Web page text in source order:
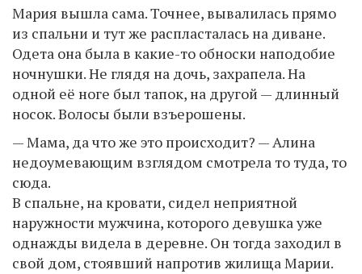
Мария вышла сама. Точнее, вывалилась прямо
из спальни и тут же распласталась на диване.
Одета она была в какие-то обноски наподобие
ночнушки. Не глядя на дочь, захрапела. На
одной её ноге был тапок, на другой — длинный
носок. Волосы были взъерошены.
— Мама, да что же это происходит? — Алина
недоумевающим взглядом смотрела то туда, то
сюда.
В спальне, на кровати, сидел неприятной
наружности мужчина, которого девушка уже
однажды видела в деревне. Он тогда заходил в
свой дом, стоявший напротив жилища Марии.